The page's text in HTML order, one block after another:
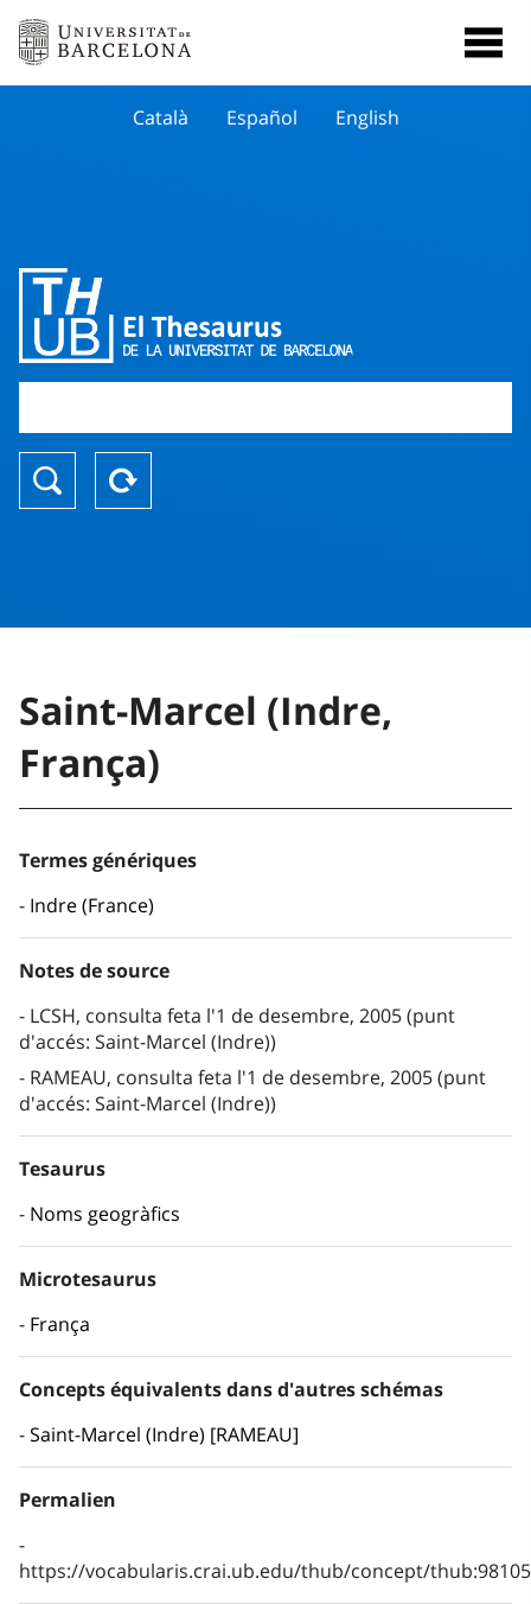
Català Español English
Saint-Marcel (Indre,
França)
Termes génériques
Indre (France)
Notes de source
LCSH, consulta feta l'1 de desembre, 2005 (punt
d'accés: Saint-Marcel (Indre))
RAMEAU, consulta feta l'1 de desembre, 2005 (punt
d'accés: Saint-Marcel (Indre))
Tesaurus
Noms geogràfics
Microtesaurus
França
Concepts équivalents dans d'autres schémas
Saint-Marcel (Indre) [RAMEAU]
Permalien
https://vocabularis.crai.ub.edu/thub/concept/